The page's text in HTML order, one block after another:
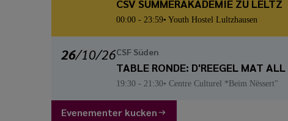
CSV SUMMERAKADEMIE ZU LËLTZ
00:00 - 23:59 Youth Hostel Lultzhausen
26/10/26CSF Süden
TABLE RONDE: D'REEGEL MAT
19:30 - 21:30 Centre Culturel *Beim Nëssert"
Evenementer kucken